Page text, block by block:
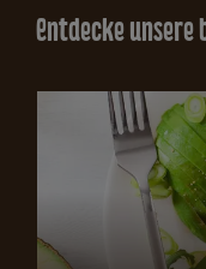
Entdecke unsere